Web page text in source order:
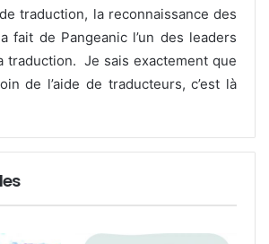
traduction, la reconnaissance des
fait de Pangeanic l’un des leaders
traduction. Je sais exactement que
de l’aide de traducteurs, c’est là